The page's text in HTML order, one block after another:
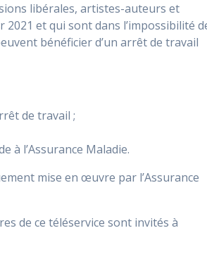
libérales, artistes-auteurs et
et qui sont dans l’impossibilité
bénéficier d’un arrêt de travail
de travail ;
à l’Assurance Maladie.
mise en œuvre par l’Assurance
de ce téléservice sont invités à